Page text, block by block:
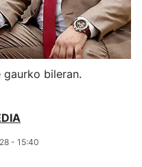
gaurko bileran.
- 15:40